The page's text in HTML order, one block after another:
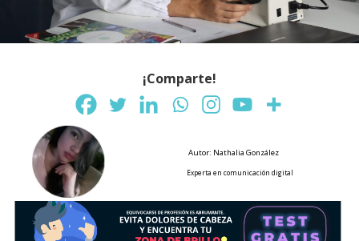
¡Comparte!
Autor: Nathalia González
Experta en comunicación digital